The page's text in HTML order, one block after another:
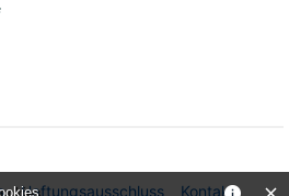
Haftungsausschluss Kontakt